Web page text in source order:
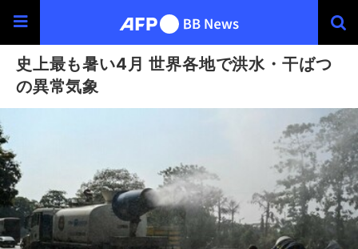
史上最も暑い4月 世界各地で洪水・干ばつ
の異常気象